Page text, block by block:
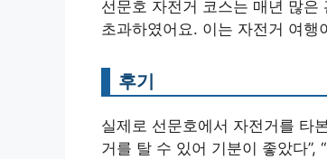
선문호 자전거 코스는 매년 많
초과하였어요. 이는 자전거 여
후기
실제로 선문호에서 자전거를 타
거를 탈 수 있어 기분이 좋았다”,